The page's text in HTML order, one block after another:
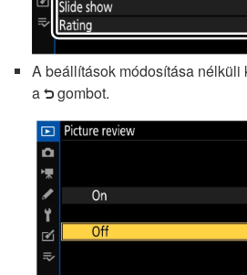
A beállítások módosítása nélküli
a Z gombot.